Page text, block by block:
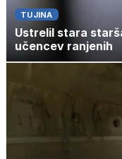
TUJINA
Ustrelil stara
učencev ranjenih